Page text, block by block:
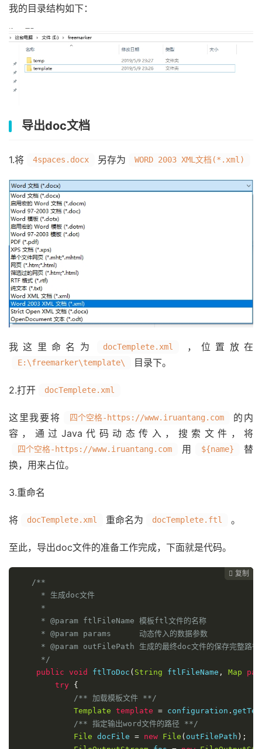
我的目录结构如下：
导出doc文档
1.将 4spaces.docx 另存为 WORD 2003 XML文档(*.xml)
我这里命名为 docTemplete.xml ，位置放在
E:\freemarker\template\ 目录下。
2.打开 docTemplete.xml
这里我要将 四个空格-https://www.iruantang.com
的内
容，通过Java代码动态传入，搜索文件，将
四个空格-https://www.iruantang.com 用 ${name}
替
换，用来占位。
3.重命名
将 docTemplete.xml 重命名为 docTemplete.ftl 。
至此，导出doc文件的准备工作完成，下面就是代码。
 复制
 复制
 复制
 复制
/**
     * 生成doc文件
     *
     * @param ftlFileName 模板ftl文件的名称
     * @param params      动态传入的数据参数
     * @param outFilePath 生成的最终doc文件的保存完整路径
     */
public void ftlToDoc ( String ftlFileName , Map
try {
/** 加载模板文件 **/
Template template = configuration .
/** 指定输出word文件的路径 **/
File docFile = new File ( outFilePath );